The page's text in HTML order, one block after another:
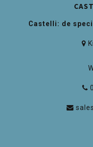
Castelli: de